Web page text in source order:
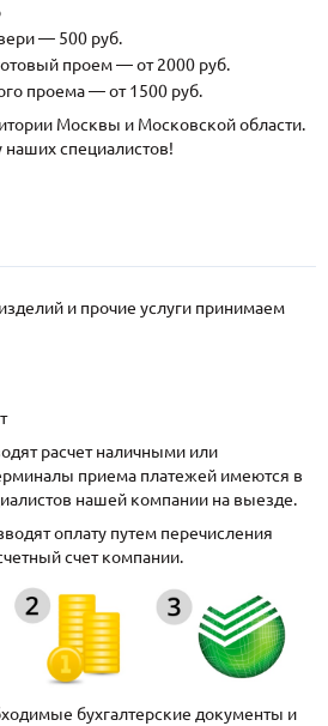
— 500 руб.
проем — от 2000 руб.
проема — от 1500 руб.
Москвы и Московской области.
наших специалистов!
и прочие услуги принимаем
расчет наличными или
приема платежей имеются в
нашей компании на выезде.
оплату путем перечисления
счет компании.
бухгалтерские документы и